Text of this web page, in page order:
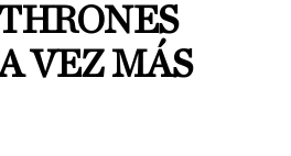
VEZ MÁS